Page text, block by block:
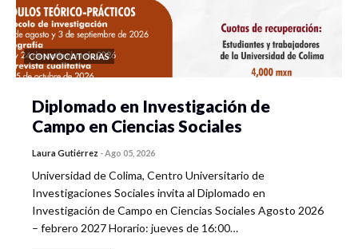
CONVOCATORIAS
Diplomado en Investigación de
Campo en Ciencias Sociales
Laura Gutiérrez -Ago 05, 2026
Universidad de Colima, Centro Universitario de
Investigaciones Sociales invita al Diplomado en
Investigación de Campo en Ciencias Sociales Agosto 2026
– febrero 2027 Horario: jueves de 16:00…